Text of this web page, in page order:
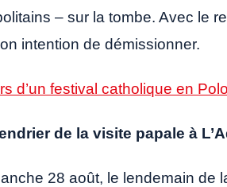
– sur la tombe. Avec le
intention de démissionner.
d’un festival catholique en
de la visite papale à
28 août, le lendemain de